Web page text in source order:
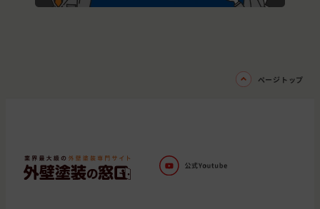
ページトップ